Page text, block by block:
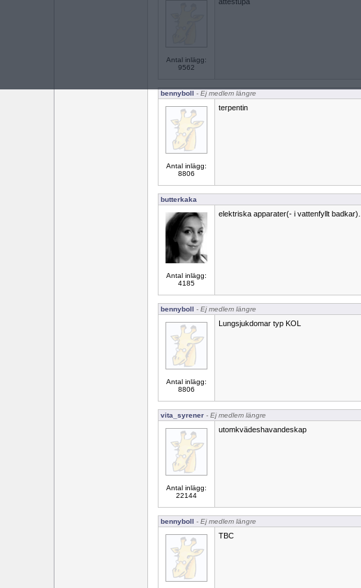
Antal inlägg:
9562
bennyboll - Ej medlem längre
Antal inlägg:
8806
terpentin
butterkaka
Antal inlägg:
4185
elektriska apparater(- i vattenfyllt badkar)...
bennyboll - Ej medlem längre
Antal inlägg:
8806
Lungsjukdomar typ KOL
vita_syrener - Ej medlem längre
Antal inlägg:
22144
utomkvädeshavandeskap
bennyboll - Ej medlem längre
TBC